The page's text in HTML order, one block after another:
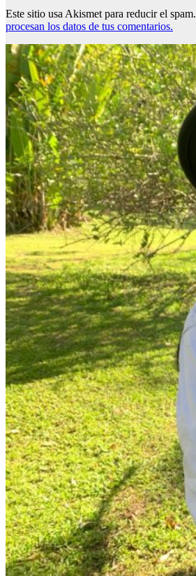
Este sitio usa Akismet para reducir el spam.
procesan los datos de tus comentarios.